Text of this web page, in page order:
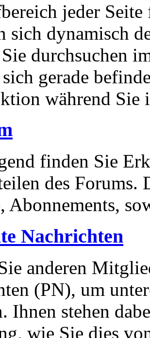
jeder Seite
sich dynamisch
Sie durchsuchen
gerade
während Sie
finden Sie
des Forums.
Abonnements,
Nachrichten
anderen
(PN), um
Ihnen stehen
wie Sie dies